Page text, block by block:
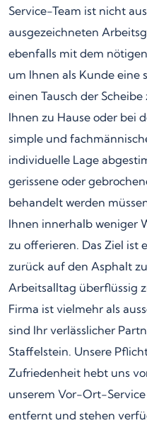
Service-Team ist nicht
ausgezeichneten
ebenfalls mit dem
um Ihnen als Kunde eine
einen Tausch der
Ihnen zu Hause oder bei
simple und
individuelle Lage
gerissene oder
behandelt werden
Ihnen innerhalb weniger
zu offerieren. Das Ziel ist
zurück auf den Asphalt
Arbeitsalltag überflüssig
Firma ist vielmehr als
sind Ihr verlässlicher
Staffelstein. Unsere
Zufriedenheit hebt uns
unserem Vor-Ort-
entfernt und stehen